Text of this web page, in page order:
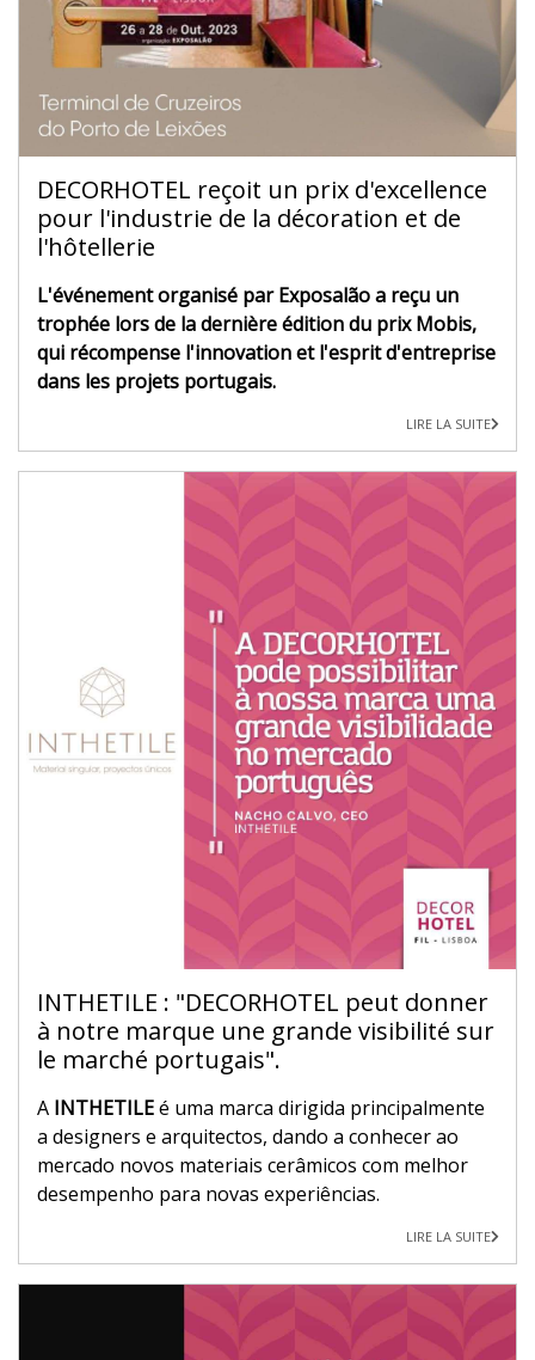
DECORHOTEL reçoit un prix d'excellence
pour l'industrie de la décoration et de
l'hôtellerie
L'événement organisé par Exposalão a reçu un
trophée lors de la dernière édition du prix Mobis,
qui récompense l'innovation et l'esprit d'entreprise
dans les projets portugais.
LIRE LA SUITE
INTHETILE : "DECORHOTEL peut donner
à notre marque une grande visibilité sur
le marché portugais".
A INTHETILEé uma marca dirigida principalmente
a designers e arquitectos, dando a conhecer ao
mercado novos materiais cerâmicos com melhor
desempenho para novas experiências.
LIRE LA SUITE